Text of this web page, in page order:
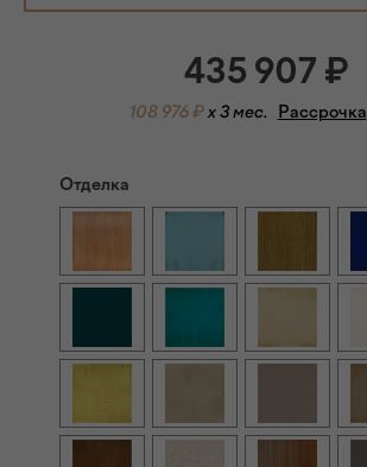
435 907 ₽
108 976 ₽ x 3 мес. Рассрочка
Отделка